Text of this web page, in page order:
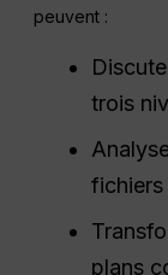
peuvent :
trois
fichiers
plans